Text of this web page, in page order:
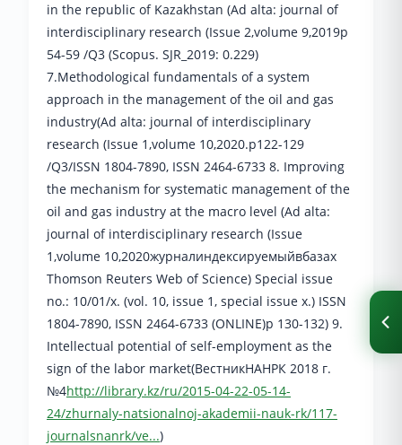
in the republic of Kazakhstan (Ad alta: journal of
interdisciplinary research (Issue 2,volume 9,2019р
54-59 /Q3 (Scopus. SJR_2019: 0.229)
7.Methodological fundamentals of a system
approach in the management of the oil and gas
industry(Ad alta: journal of interdisciplinary
research (Issue 1,volume 10,2020.р122-129
/Q3/ISSN 1804-7890, ISSN 2464-6733 8. Improving
the mechanism for systematic management of the
oil and gas industry at the macro level (Ad alta:
journal of interdisciplinary research (Issue
1,volume 10,2020журналиндексируемыйвбазах
Thomson Reuters Web of Science) Special issue
no.: 10/01/x. (vol. 10, issue 1, special issue x.) ISSN
1804-7890, ISSN 2464-6733 (ONLINE)р 130-132) 9.
Intellectual potential of self-employment as the
sign of the labor market(ВестникНАНРК 2018 г.
№4http://library.kz/ru/2015-04-22-05-14-
24/zhurnaly-natsionalnoj-akademii-nauk-rk/117-
journalsnanrk/ve...)